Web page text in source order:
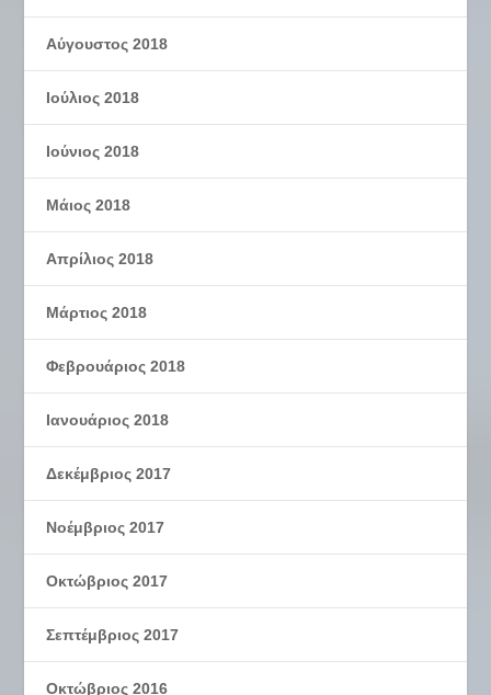
Αύγουστος 2018
Ιούλιος 2018
Ιούνιος 2018
Μάιος 2018
Απρίλιος 2018
Μάρτιος 2018
Φεβρουάριος 2018
Ιανουάριος 2018
Δεκέμβριος 2017
Νοέμβριος 2017
Οκτώβριος 2017
Σεπτέμβριος 2017
Οκτώβριος 2016